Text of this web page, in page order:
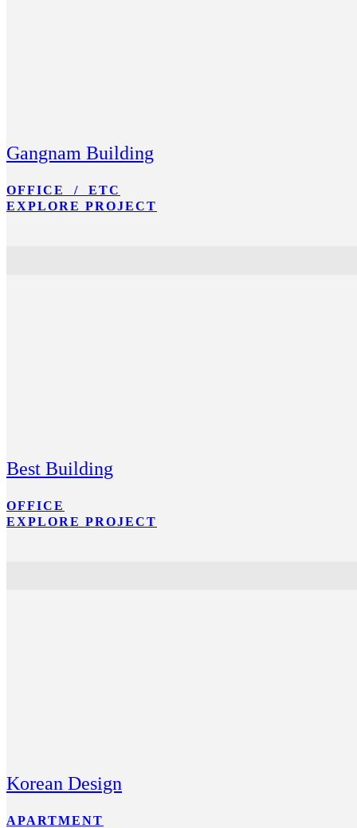
Gangnam Building
OFFICE / ETC
EXPLORE PROJECT
Best Building
OFFICE
EXPLORE PROJECT
Korean Design
APARTMENT